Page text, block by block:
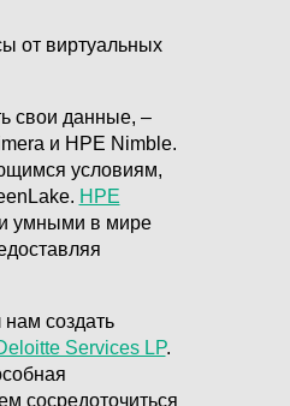
от виртуальных
свои данные, –
и HPE Nimble.
условиям,
HPE
умными в мире
создать
Services LP.
сосредоточиться